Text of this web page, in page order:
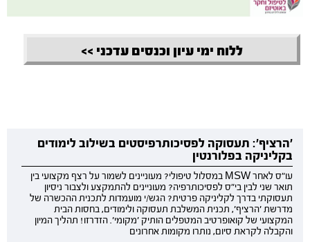
ללוח ימי עיון וכנסים עדכני >>
'הרציף': תעסוקה לפסיכותרפיסטים בשילוב לימודים
בקליניקה בפלורנטין
עו"ס לאחר MSW במסלול טיפולי? מעוניינים לשמור על רצף מקצועי בין
תואר שני לבין בי"ס לפסיכותרפיה? מעוניינים להתמקצע ולצבור ניסיון
תעסוקתי בדרך לקליניקה פרטית? הגש/י מועמדות לתכנית ההכשרה של
מדרשת 'הרציף', תכנית המשלבת תעסוקה ולימודים, בחסות הבית
המקצועי של קואופרטיב המטפלים הותיק 'מקומי'. הזדרזו! תהליך המיון
והקבלה לקראת סיום, נותרו מקומות אחרונים